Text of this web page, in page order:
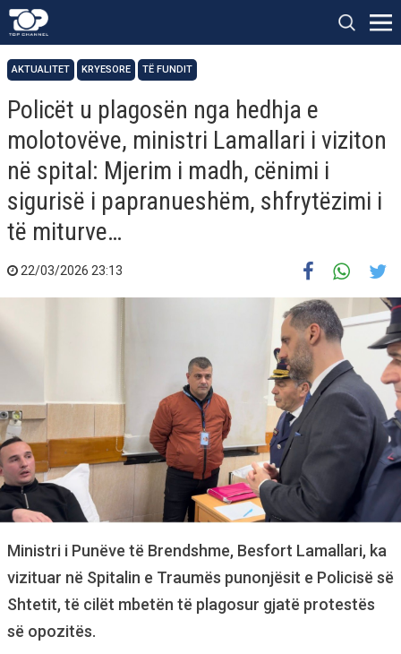
AKTUALITET KRYESORE TË FUNDIT
Policët u plagosën nga hedhja e
molotovëve, ministri Lamallari i viziton
në spital: Mjerim i madh, cënimi i
sigurisë i papranueshëm, shfrytëzimi i
të miturve…
22/03/2026 23:13
Ministri i Punëve të Brendshme, Besfort Lamallari, ka
vizituar në Spitalin e Traumës punonjësit e Policisë së
Shtetit, të cilët mbetën të plagosur gjatë protestës
së opozitës.